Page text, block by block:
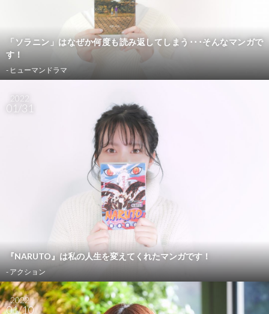
「ソラニン」はなぜか何度も読み返してしまう･･･そんなマンガで
す！
- ヒューマンドラマ
2022
01/31
『NARUTO』は私の人生を変えてくれたマンガです！
- アクション
2022
01/10